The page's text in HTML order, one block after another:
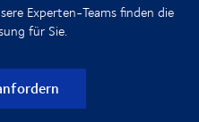
Experten-Teams finden die
für Sie.